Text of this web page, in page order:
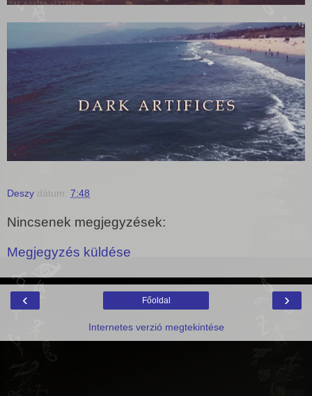
Deszy dátum: 7:48
Nincsenek megjegyzések:
Megjegyzés küldése
‹ ›
Főoldal
Internetes verzió megtekintése